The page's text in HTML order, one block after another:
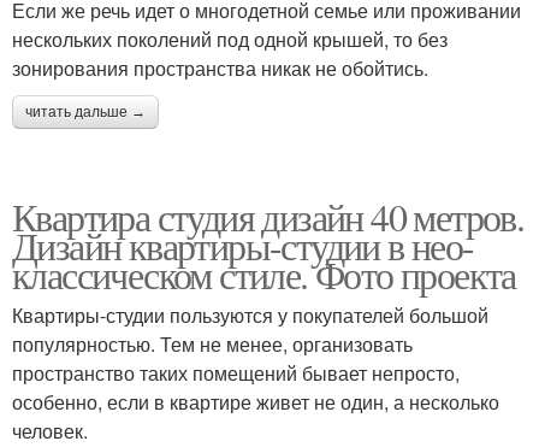
Если же речь идет о многодетной семье или проживании
нескольких поколений под одной крышей, то без
зонирования пространства никак не обойтись.
читать дальше →
Квартира студия дизайн 40 метров.
Дизайн квартиры-студии в нео-
классическом стиле. Фото проекта
Квартиры-студии пользуются у покупателей большой
популярностью. Тем не менее, организовать
пространство таких помещений бывает непросто,
особенно, если в квартире живет не один, а несколько
человек.